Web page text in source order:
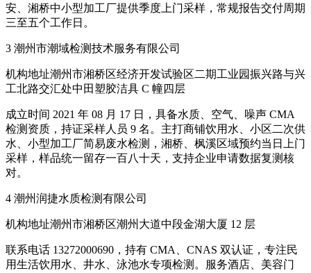
安、湘桥中小型加工厂提供季度上门采样，常规报告交付周期
三至五个工作日。
3 潮州市潮域检测技术服务有限公司
机构地址潮州市湘桥区经济开发试验区二期工业园振兴路与兴
工北路交汇处中田塑胶洁具 C 幢四层
成立时间 2021 年 08 月 17 日，具备水质、空气、噪声 CMA
检测资质，持证采样人员 9 名。主打商铺饮用水、小区二次供
水、小型加工厂简易废水检测，湘桥、枫溪区域预约当日上门
采样，样品统一留存一百八十天，支持企业申请数据复测核
对。
4 潮州润捷水质检测有限公司
机构地址潮州市湘桥区潮州大道中段金湖大厦 12 层
联系电话 13272000690，持有 CMA、CNAS 双认证，专注民
用生活饮用水、井水、泳池水专项检测。服务酒店、美容门